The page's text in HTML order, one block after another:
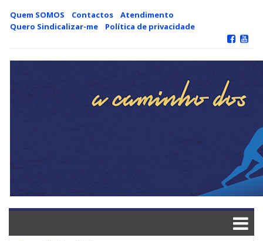
Skip
content
Quem SOMOS Contactos
Atendimento
Quero Sindicalizar-me
Política de privacidade